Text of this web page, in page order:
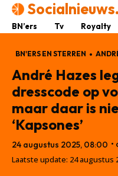
BN’ers Tv Royalty
BN'ERS EN STERREN
André Hazes
dresscode op
maar daar is
‘Kapsones’
24 augustus 2025, 08:00 •
Laatste update: 24 augustus